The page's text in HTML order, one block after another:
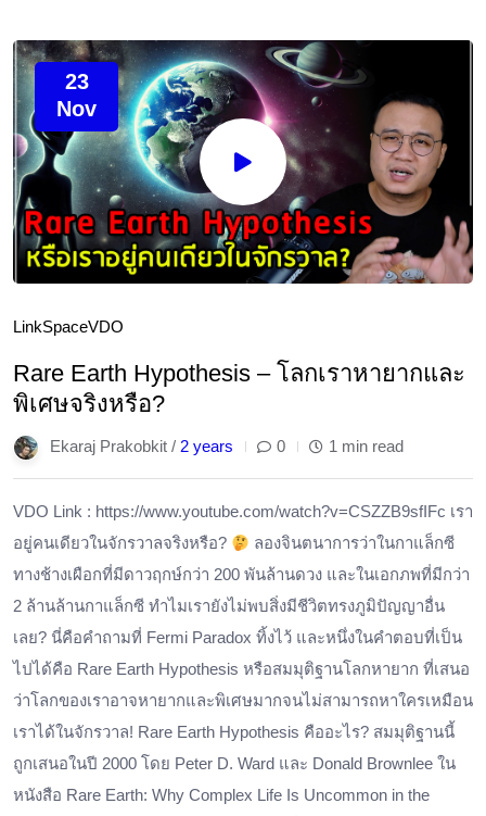
23
Nov
LinkSpaceVDO
Rare Earth Hypothesis – โลกเราหายากและ
พิเศษจริงหรือ?
Ekaraj Prakobkit / 2 years 0 1 min read
VDO Link : https://www.youtube.com/watch?v=CSZZB9sfIFc เรา
อยู่คนเดียวในจักรวาลจริงหรือ?
ลองจินตนาการว่าในกาแล็กซี
ทางช้างเผือกที่มีดาวฤกษ์กว่า 200 พันล้านดวง และในเอกภพที่มีกว่า
2 ล้านล้านกาแล็กซี ทำไมเรายังไม่พบสิ่งมีชีวิตทรงภูมิปัญญาอื่น
เลย? นี่คือคำถามที่ Fermi Paradox ทิ้งไว้ และหนึ่งในคำตอบที่เป็น
ไปได้คือ Rare Earth Hypothesis หรือสมมุติฐานโลกหายาก ที่เสนอ
ว่าโลกของเราอาจหายากและพิเศษมากจนไม่สามารถหาใครเหมือน
เราได้ในจักรวาล! Rare Earth Hypothesis คืออะไร? สมมุติฐานนี้
ถูกเสนอในปี 2000 โดย Peter D. Ward และ Donald Brownlee ใน
หนังสือ Rare Earth: Why Complex Life Is Uncommon in the